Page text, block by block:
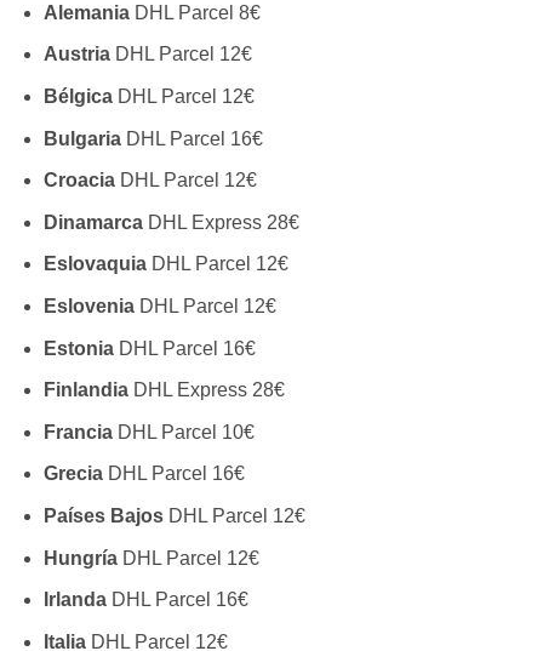
AlemaniaDHL Parcel 8€
AustriaDHL Parcel 12€
BélgicaDHL Parcel 12€
BulgariaDHL Parcel 16€
CroaciaDHL Parcel 12€
DinamarcaDHL Express 28€
EslovaquiaDHL Parcel 12€
EsloveniaDHL Parcel 12€
EstoniaDHL Parcel 16€
FinlandiaDHL Express 28€
FranciaDHL Parcel 10€
GreciaDHL Parcel 16€
Países BajosDHL Parcel 12€
HungríaDHL Parcel 12€
IrlandaDHL Parcel 16€
ItaliaDHL Parcel 12€